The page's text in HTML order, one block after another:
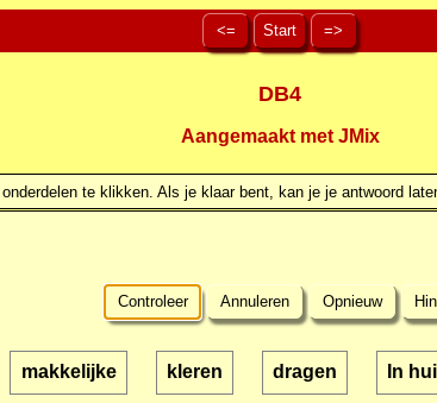
<= Start =>
DB4
Aangemaakt met JMix
te klikken. Als je klaar bent, kan je je antwoord
Controleer Annuleren Opnieuw
makkelijke kleren dragen In